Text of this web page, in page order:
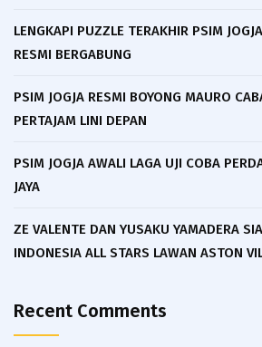
LENGKAPI PUZZLE TERAKHIR PSIM
RESMI BERGABUNG
PSIM JOGJA RESMI BOYONG MAURO
PERTAJAM LINI DEPAN
PSIM JOGJA AWALI LAGA UJI COBA
JAYA
ZE VALENTE DAN YUSAKU YAMADERA
INDONESIA ALL STARS LAWAN ASTON
Recent Comments